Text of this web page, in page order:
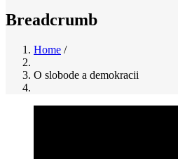
Breadcrumb
Home /
O slobode a demokracii